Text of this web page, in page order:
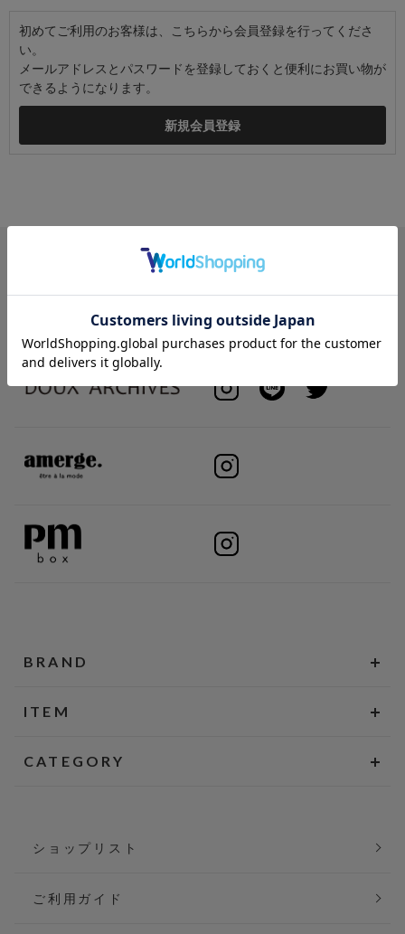
初めてご利用のお客様は、こちらから会員登録を行ってくださ
い。
メールアドレスとパスワードを登録しておくと便利にお買い物が
できるようになります。
BRAND
ITEM
CATEGORY
ショップリスト
ご利用ガイド